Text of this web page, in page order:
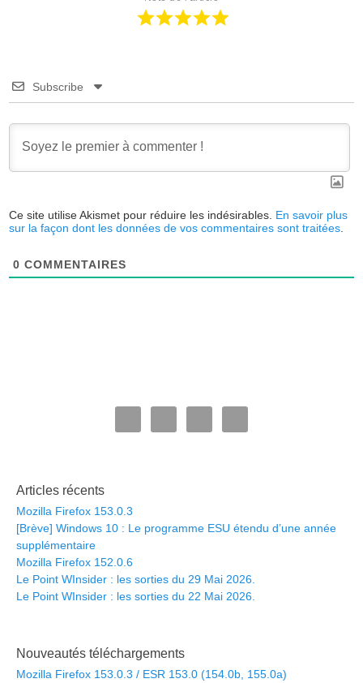
Subscribe
Ce site utilise Akismet pour réduire les indésirables. En savoir plus
sur la façon dont les données de vos commentaires sont traitées
0 COMMENTAIRES
Articles récents
Mozilla Firefox 153.0.3
[Brève] Windows 10 : Le programme ESU étendu d’une année
supplémentaire
Mozilla Firefox 152.0.6
Le Point WInsider : les sorties du 29 Mai 2026.
Le Point WInsider : les sorties du 22 Mai 2026.
Nouveautés téléchargements
Mozilla Firefox 153.0.3 / ESR 153.0 (154.0b, 155.0a)